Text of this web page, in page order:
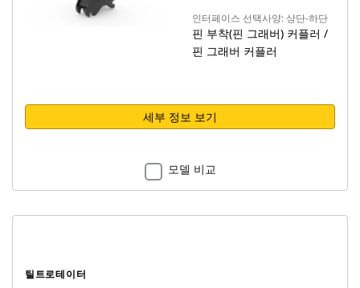
인터페이스 선택사양: 상단-하단
핀 부착(핀 그래버) 커플러 /
핀 그래버 커플러
세부 정보 보기
모델 비교
틸트로테이터